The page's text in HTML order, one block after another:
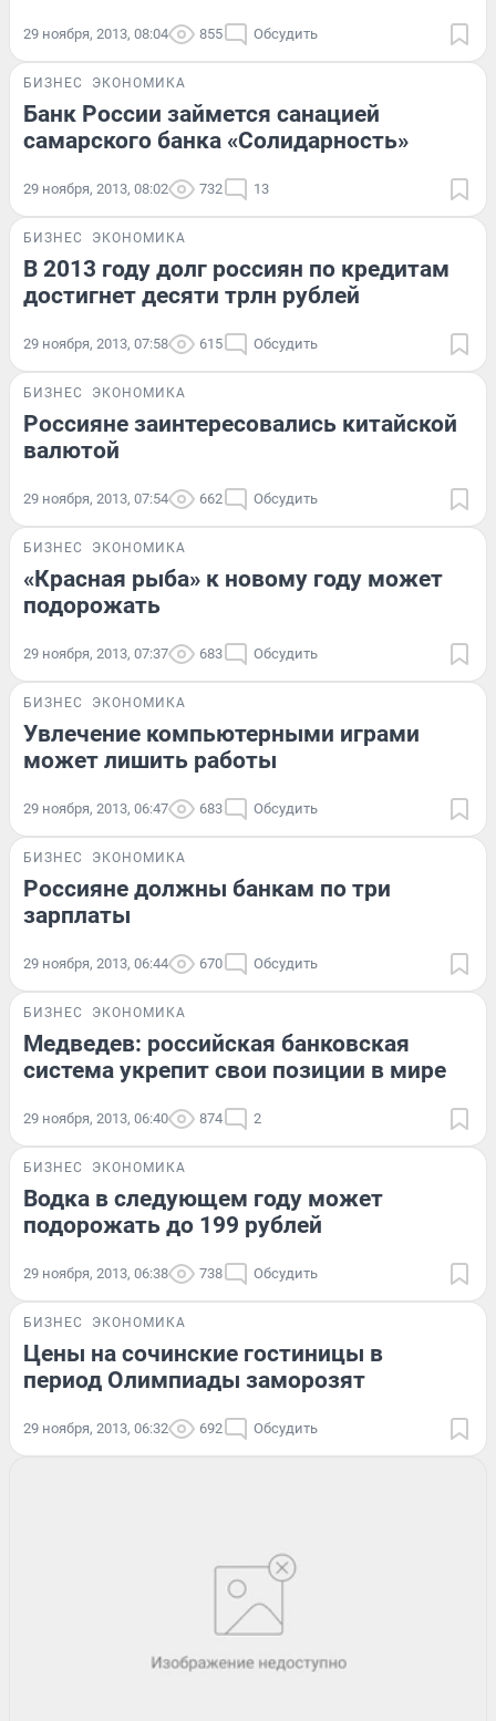
29 ноября, 2013, 08:04 855 Обсудить
БИЗНЕС ЭКОНОМИКА
Банк России займется санацией
самарского банка «Солидарность»
29 ноября, 2013, 08:02 732 13
БИЗНЕС ЭКОНОМИКА
В 2013 году долг россиян по кредитам
достигнет десяти трлн рублей
29 ноября, 2013, 07:58 615 Обсудить
БИЗНЕС ЭКОНОМИКА
Россияне заинтересовались китайской
валютой
29 ноября, 2013, 07:54 662 Обсудить
БИЗНЕС ЭКОНОМИКА
«Красная рыба» к новому году может
подорожать
29 ноября, 2013, 07:37 683 Обсудить
БИЗНЕС ЭКОНОМИКА
Увлечение компьютерными играми
может лишить работы
29 ноября, 2013, 06:47 683 Обсудить
БИЗНЕС ЭКОНОМИКА
Россияне должны банкам по три
зарплаты
29 ноября, 2013, 06:44 670 Обсудить
БИЗНЕС ЭКОНОМИКА
Медведев: российская банковская
система укрепит свои позиции в мире
29 ноября, 2013, 06:40 874 2
БИЗНЕС ЭКОНОМИКА
Водка в следующем году может
подорожать до 199 рублей
29 ноября, 2013, 06:38 738 Обсудить
БИЗНЕС ЭКОНОМИКА
Цены на сочинские гостиницы в
период Олимпиады заморозят
29 ноября, 2013, 06:32 692 Обсудить